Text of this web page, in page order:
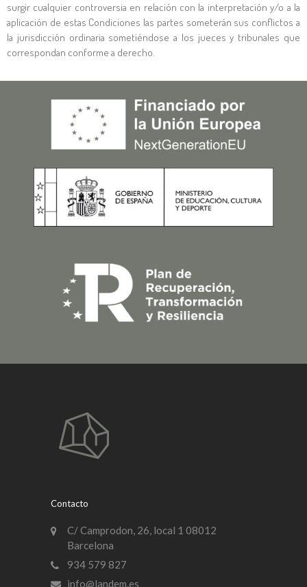
surgir cualquier controversia en relación con la interpretación y/o a la
aplicación de estas Condiciones las partes someterán sus conflictos a
la jurisdicción ordinaria sometiéndose a los jueces y tribunales que
correspondan conforme a derecho.
Contacto
C/ Camprodon, 26, local 1 08012
Barcelona
934 579 827
info@landem.es